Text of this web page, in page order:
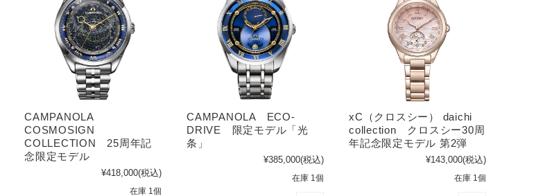
CAMPANOLA
COSMOSIGN
COLLECTION 25周年記
念限定モデル
¥418,000(税込)
在庫 1個
CAMPANOLA ECO-
DRIVE 限定モデル「光
条」
¥385,000(税込)
在庫 1個
xC（クロスシー） daichi
collection クロスシー30周
年記念限定モデル 第2弾
¥143,000(税込)
在庫 1個